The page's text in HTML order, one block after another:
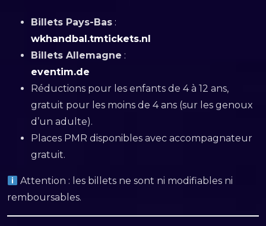
Billets Pays-Bas :
wkhandbal.tmtickets.nl
Billets Allemagne :
eventim.de
Réductions pour les enfants de 4 à 12 ans,
gratuit pour les moins de 4 ans (sur les genoux
d’un adulte).
Places PMR disponibles avec accompagnateur
gratuit.
Attention : les billets ne sont ni modifiables ni
remboursables.